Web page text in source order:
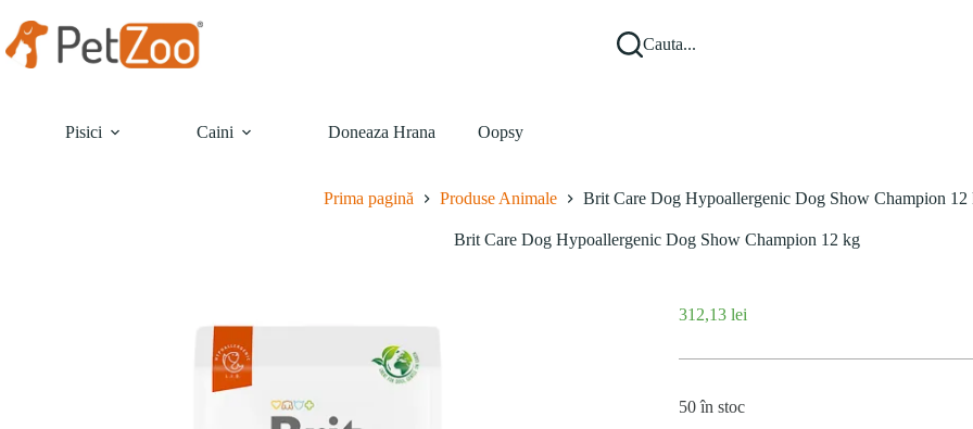
conținut
Cauta...
Pisici Caini Doneaza Hrana Oopsy
Prima pagină Produse Animale Brit Care Dog Hypoallergenic Dog Show Champion 12
Brit Care Dog Hypoallergenic Dog Show Champion 12 kg
312,13 lei
50 în stoc